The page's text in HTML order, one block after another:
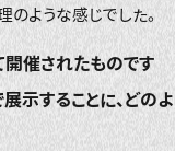
ような感じでした。
催されたものです
示することに、どのよ